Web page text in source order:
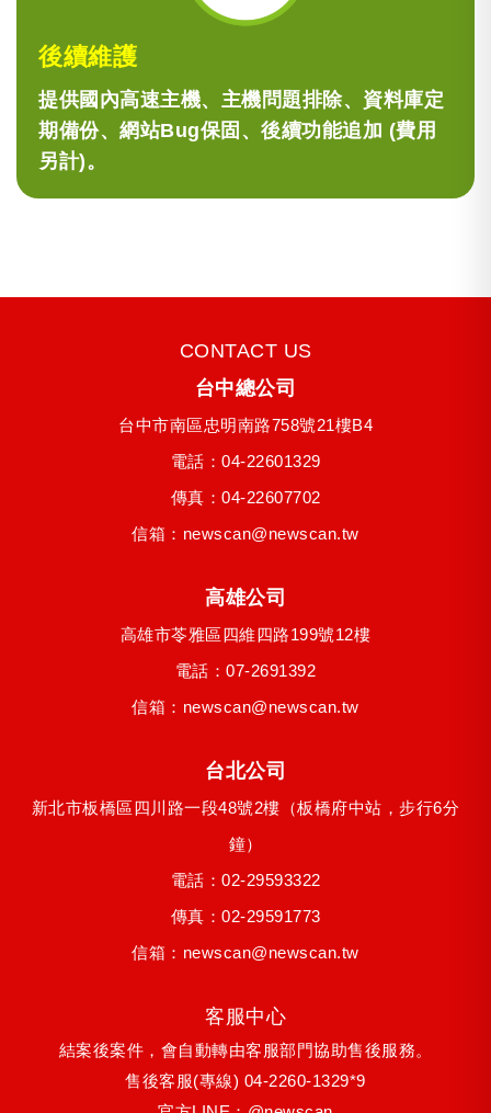
後續維護
提供國內高速主機、主機問題排除、資料庫定
期備份、網站Bug保固、後續功能追加 (費用
另計)。
CONTACT US
台中總公司
台中市南區忠明南路758號21樓B4
電話： 04-22601329
傳真：04-22607702
信箱： newscan@newscan.tw
高雄公司
高雄市苓雅區四維四路199號12樓
電話：07-2691392
信箱： newscan@newscan.tw
台北公司
新北市板橋區四川路一段48號2樓 （板橋府中站，步行6分
鐘）
電話： 02-29593322
傳真：02-29591773
信箱： newscan@newscan.tw
客服中心
結案後案件，會自動轉由客服部門協助售後服務。
售後客服(專線) 04-2260-1329*9